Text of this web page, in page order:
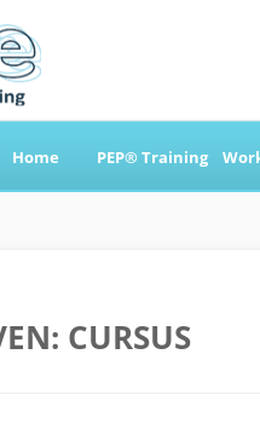
Home PEP® Training
CURSUS